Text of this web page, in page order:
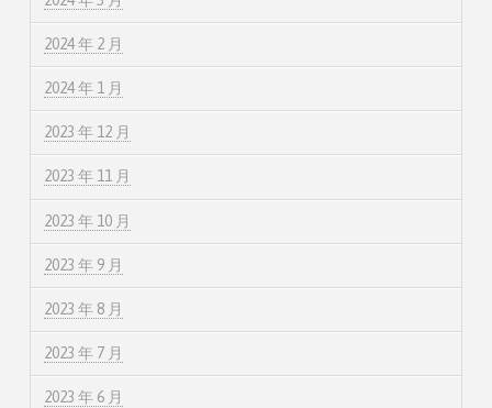
2024 年 2 月
2024 年 1 月
2023 年 12 月
2023 年 11 月
2023 年 10 月
2023 年 9 月
2023 年 8 月
2023 年 7 月
2023 年 6 月